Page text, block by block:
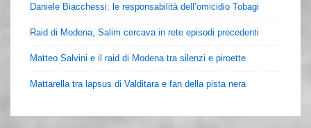
Daniele Biacchessi: le responsabilità dell’omicidio Tobagi
Raid di Modena, Salim cercava in rete episodi precedenti
Matteo Salvini e il raid di Modena tra silenzi e piroette
Mattarella tra lapsus di Valditara e fan della pista nera